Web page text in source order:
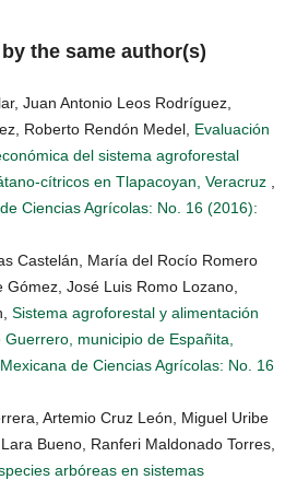
the same author(s)
Juan Antonio Leos Rodríguez,
Roberto Rendón Medel, Evaluación
del sistema agroforestal
cítricos en Tlapacoyan, Veracruz
Ciencias Agrícolas: No. 16 (2016):
Castelán, María del Rocío Romero
Gómez, José Luis Romo Lozano,
Sistema agroforestal y alimentación
municipio de Españita,
de Ciencias Agrícolas: No. 16
Artemio Cruz León, Miguel Uribe
Bueno, Ranferi Maldonado Torres,
arbóreas en sistemas